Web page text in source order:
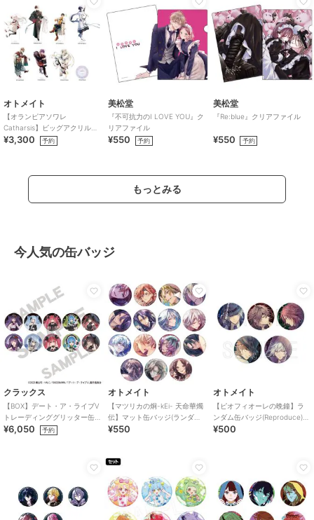
オトメイト
【オランピアソワレ
Catharsis】ビッグアクリルス
タンド(全7種)
¥3,300 予約
美松堂
『不可抗力のI LOVE YOU』ク
リアファイル
¥550 予約
美松堂
『Re:blue』クリアファイル
¥550 予約
もっとみる
今人気の缶バッジ
クラックス
【BOX】デート・ア・ライブV
トレーディンググリッター缶
バッジ ゴシックドール
¥6,050 予約
オトメイト
【マツリカの炯-kEi- 天命華燭
伝】マット缶バッジ(ランダム
全15種)
¥550
オトメイト
【ピオフィオーレの晩鐘】ラ
ンダム缶バッジ(Reproduce)
（ランダム全5種）
¥500